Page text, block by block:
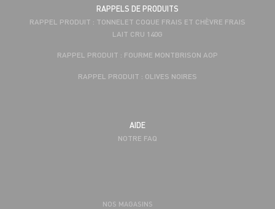
RAPPELS DE PRODUITS
RAPPEL PRODUIT : TONNELET COQUE FRAIS ET CHÈVRE FRAIS
LAIT CRU 140G
RAPPEL PRODUIT : FOURME MONTBRISON AOP
RAPPEL PRODUIT : OLIVES NOIRES
AIDE
NOTRE FAQ
NOS MAGASINS